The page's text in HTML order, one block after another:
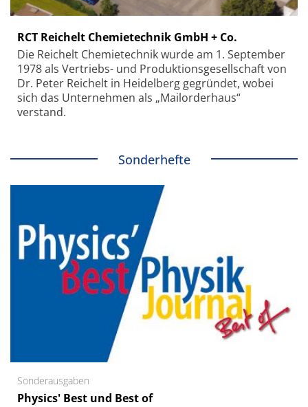
RCT Reichelt Chemietechnik GmbH + Co.
Die Reichelt Chemietechnik wurde am 1. September
1978 als Vertriebs- und Produktionsgesellschaft von
Dr. Peter Reichelt in Heidelberg gegründet, wobei
sich das Unternehmen als „Mailorderhaus“
verstand.
Sonderhefte
Sonderausgaben
Physics' Best und Best of